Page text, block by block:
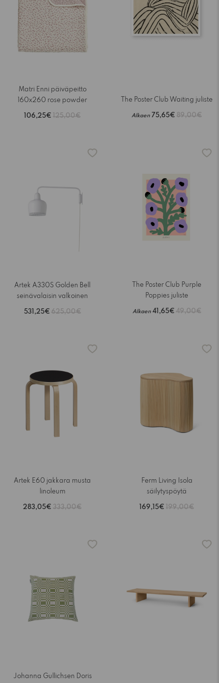
Matri Enni päiväpeitto
160x260 rose powder
106,25€ 125,00€
The Poster Club Waiting juliste
Alkaen 75,65€ 89,00€
Artek A330S Golden Bell
seinävalaisin valkoinen
531,25€ 625,00€
The Poster Club Purple
Poppies juliste
Alkaen 41,65€ 49,00€
Artek E60 jakkara musta
linoleum
283,05€ 333,00€
Ferm Living Isola
säilytyspöytä
169,15€ 199,00€
Johanna Gullichsen Doris